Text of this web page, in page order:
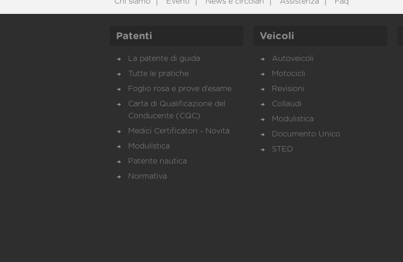
Patenti
La patente di guida
Tutte le pratiche
Foglio rosa e prove d’esame
Carta di Qualificazione del
Conducente (CQC)
Medici Certificatori - Novità
Modulistica
Patente nautica
Normativa
Veicoli
Autoveicoli
Motocicli
Revisioni
Collaudi
Modulistica
Documento Unico
STED